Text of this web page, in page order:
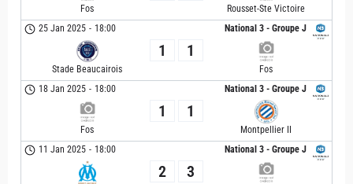
Fos
Rousset-Ste Victoire
National 3 - Groupe J
25 Jan 2025 - 18:00
Stade Beaucairois
1 1
Fos
National 3 - Groupe J
18 Jan 2025 - 18:00
Fos
1 1
Montpellier II
National 3 - Groupe J
11 Jan 2025 - 18:00
2 3